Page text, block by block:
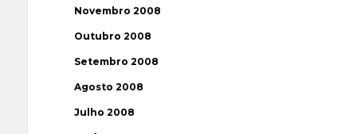
Novembro 2008
Outubro 2008
Setembro 2008
Agosto 2008
Julho 2008